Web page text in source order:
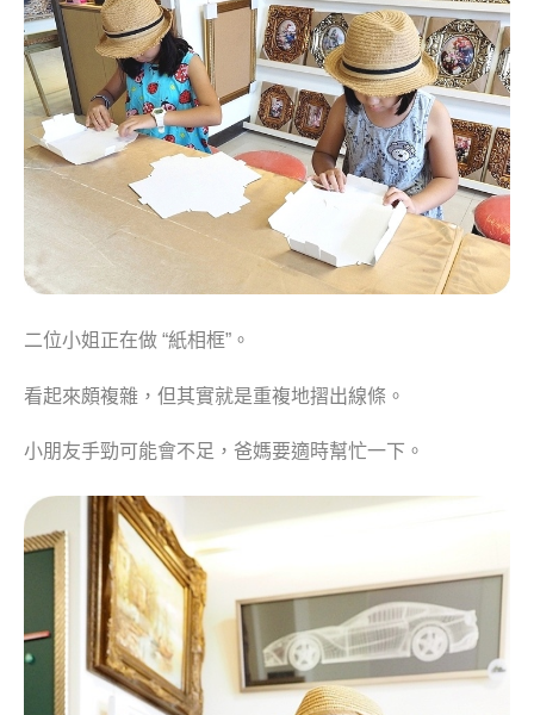
二位小姐正在做 “紙相框”。
看起來頗複雜，但其實就是重複地摺出線條。
小朋友手勁可能會不足，爸媽要適時幫忙一下。